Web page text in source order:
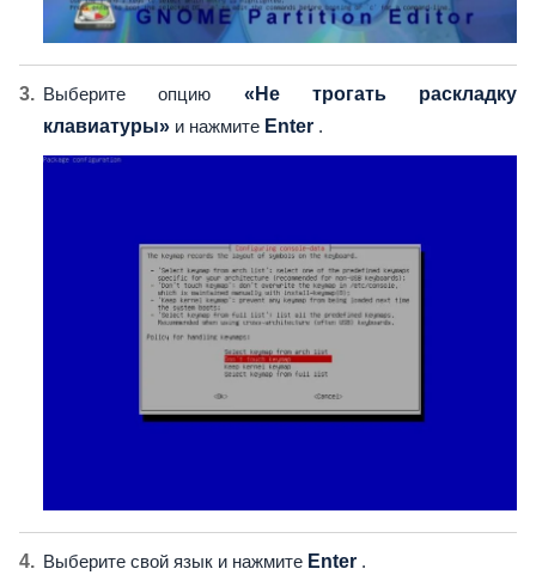
Выберите опцию «Не трогать раскладку
клавиатуры» и нажмите Enter .
Выберите свой язык и нажмите Enter .